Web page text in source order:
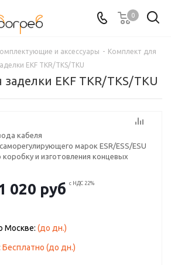
0
и аксессуары - Комплект для
EKF TKR/TKS/TKU
EKF TKR/TKS/TKU
кабеля
марок ESR/ESS/ESU
и изготовления концевых
020 руб с НДС 22%
Москве:(до дн.)
Бесплатно (до дн.)